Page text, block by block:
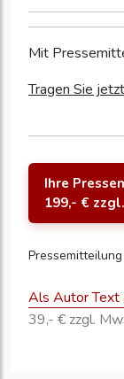
Mit
Tragen Sie
Ihre
199,- €
Als Autor Text
39,- € zzgl.